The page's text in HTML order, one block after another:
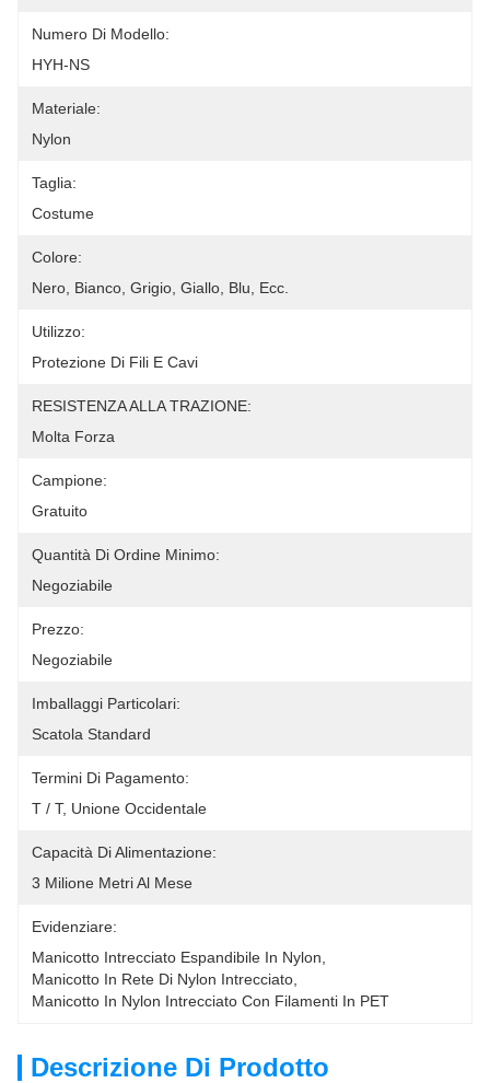
Numero Di Modello:
HYH-NS
Materiale:
Nylon
Taglia:
Costume
Colore:
Nero, Bianco, Grigio, Giallo, Blu, Ecc.
Utilizzo:
Protezione Di Fili E Cavi
RESISTENZA ALLA TRAZIONE:
Molta Forza
Campione:
Gratuito
Quantità Di Ordine Minimo:
Negoziabile
Prezzo:
Negoziabile
Imballaggi Particolari:
Scatola Standard
Termini Di Pagamento:
T / T, Unione Occidentale
Capacità Di Alimentazione:
3 Milione Metri Al Mese
Evidenziare:
Manicotto Intrecciato Espandibile In Nylon
Manicotto In Rete Di Nylon Intrecciato
Manicotto In Nylon Intrecciato Con Filamenti In PET
Descrizione Di Prodotto